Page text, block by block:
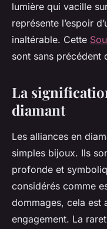
lumière qui vacille
représente l’espoir
inaltérable. Cette
sont sans précédent
La
diamant
Les alliances en
simples bijoux. Ils
profonde et
considérés comme
dommages, cela est
engagement. La